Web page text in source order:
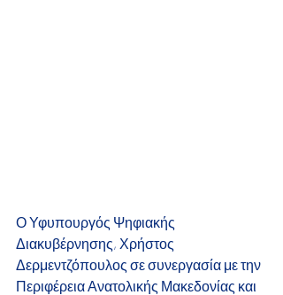
Ο Υφυπουργός Ψηφιακής
Διακυβέρνησης, Χρήστος
Δερμεντζόπουλος σε συνεργασία με την
Περιφέρεια Ανατολικής Μακεδονίας και